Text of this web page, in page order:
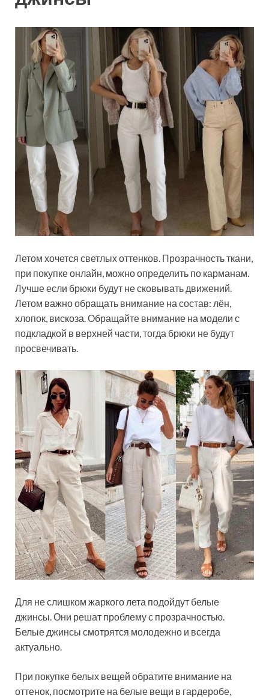
Летом хочется светлых оттенков. Прозрачность ткани,
при покупке онлайн, можно определить по карманам.
Лучше если брюки будут не сковывать движений.
Летом важно обращать внимание на состав: лён,
хлопок, вискоза. Обращайте внимание на модели с
подкладкой в верхней части, тогда брюки не будут
просвечивать.
Для не слишком жаркого лета подойдут белые
джинсы. Они решат проблему с прозрачностью.
Белые джинсы смотрятся молодежно и всегда
актуально.
При покупке белых вещей обратите внимание на
оттенок, посмотрите на белые вещи в гардеробе,